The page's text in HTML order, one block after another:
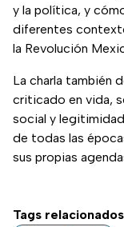
y la política, y
diferentes
la Revolución
La charla también
criticado en vida,
social y
de todas las
sus propias
Tags relacionados